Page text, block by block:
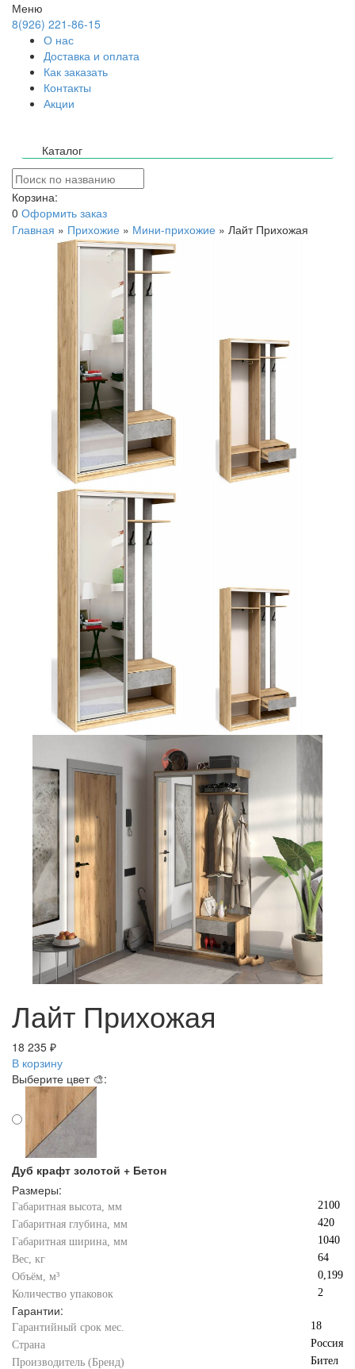
Меню
8(926) 221-86-15
О нас
Доставка и оплата
Как заказать
Контакты
Акции
Каталог
Корзина:
0 Оформить заказ
Главная » Прихожие » Мини-прихожие » Лайт Прихожая
Лайт Прихожая
18 235 ₽
В корзину
Выберите цвет 🎨:
Дуб крафт золотой + Бетон
Размеры:
Габаритная высота, мм
2100
Габаритная глубина, мм
420
Габаритная ширина, мм
1040
Вес, кг
64
Объём, м³
0,199
Количество упаковок
2
Гарантии:
Гарантийный срок мес.
18
Страна
Россия
Производитель (Бренд)
Бител